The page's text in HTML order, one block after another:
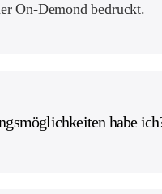
On-Demond bedruckt.
habe